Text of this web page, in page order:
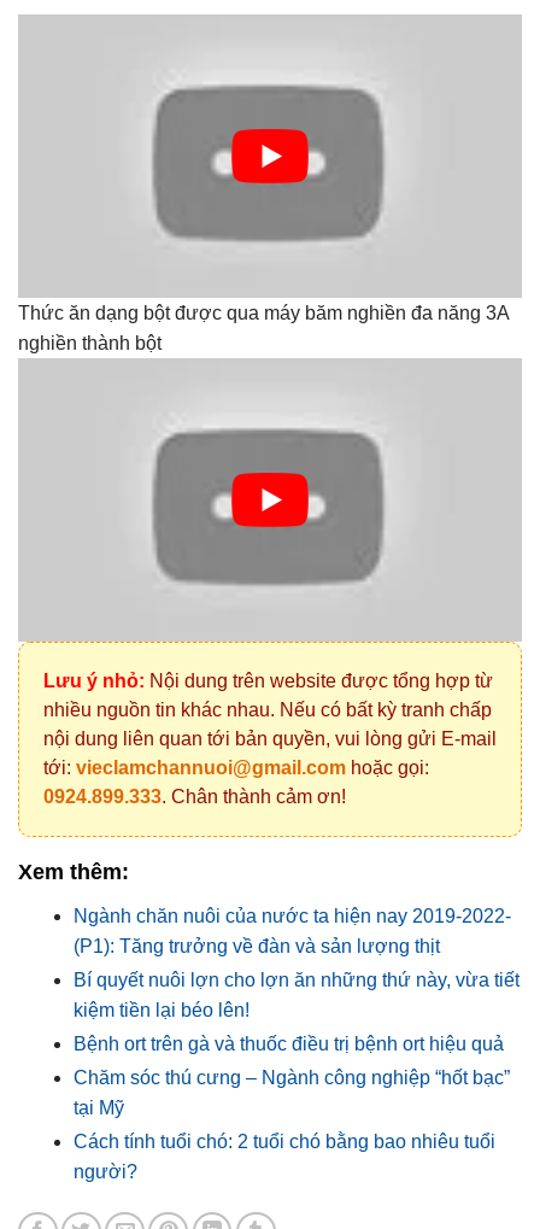
Thức ăn dạng bột được qua máy băm nghiền đa năng 3A
nghiền thành bột
Lưu ý nhỏ: Nội dung trên website được tổng hợp từ
nhiều nguồn tin khác nhau. Nếu có bất kỳ tranh chấp
nội dung liên quan tới bản quyền, vui lòng gửi E-mail
tới: vieclamchannuoi@gmail.com hoặc gọi:
0924.899.333. Chân thành cảm ơn!
Xem thêm:
Ngành chăn nuôi của nước ta hiện nay 2019-2022-
(P1): Tăng trưởng về đàn và sản lượng thịt
Bí quyết nuôi lợn cho lợn ăn những thứ này, vừa tiết
kiệm tiền lại béo lên!
Bệnh ort trên gà và thuốc điều trị bệnh ort hiệu quả
Chăm sóc thú cưng – Ngành công nghiệp “hốt bạc”
tại Mỹ
Cách tính tuổi chó: 2 tuổi chó bằng bao nhiêu tuổi
người?